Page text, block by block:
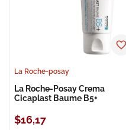
La Roche-posay
La Roche-Posay Crema
Cicaplast Baume B5+
$16,17